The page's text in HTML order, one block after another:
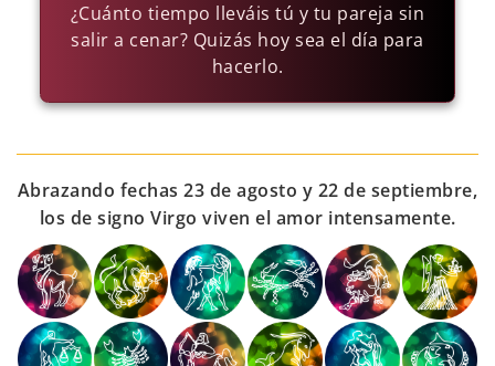
¿Cuánto tiempo lleváis tú y tu pareja sin
salir a cenar? Quizás hoy sea el día para
hacerlo.
Abrazando fechas 23 de agosto y 22 de septiembre,
los de signo Virgo viven el amor intensamente.